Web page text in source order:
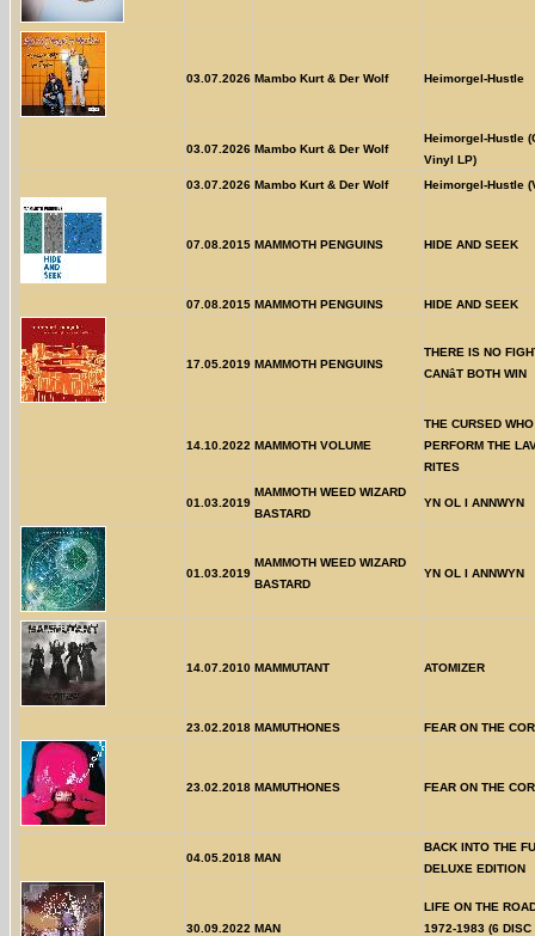
03.07.2026 Mambo Kurt & Der Wolf Heimorgel-Hustle
03.07.2026 Mambo Kurt & Der Wolf
Heimorgel-Hustle
Vinyl LP)
03.07.2026 Mambo Kurt & Der Wolf Heimorgel-Hustle
07.08.2015 MAMMOTH PENGUINS HIDE AND SEEK
07.08.2015 MAMMOTH PENGUINS HIDE AND SEEK
17.05.2019 MAMMOTH PENGUINS
THERE IS NO
CANâT BOTH WIN
14.10.2022 MAMMOTH VOLUME
THE CURSED WHO
PERFORM THE
RITES
01.03.2019
MAMMOTH WEED WIZARD
BASTARD
YN OL I ANNWYN
01.03.2019
MAMMOTH WEED WIZARD
BASTARD
YN OL I ANNWYN
14.07.2010 MAMMUTANT ATOMIZER
23.02.2018 MAMUTHONES FEAR ON THE
23.02.2018 MAMUTHONES FEAR ON THE
04.05.2018 MAN
BACK INTO THE
DELUXE EDITION
30.09.2022 MAN
LIFE ON THE
1972-1983 (6 DISC